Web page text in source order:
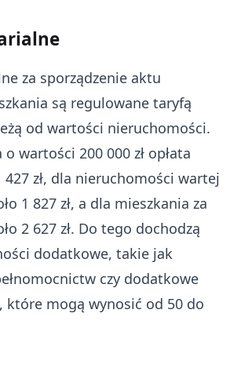
za sporządzenie aktu
są regulowane taryfą
od wartości nieruchomości.
wartości 200 000 zł opłata
427 zł, dla nieruchomości wartej
1 827 zł, a dla mieszkania za
2 627 zł. Do tego dochodzą
dodatkowe, takie jak
czy dodatkowe
które mogą wynosić od 50 do